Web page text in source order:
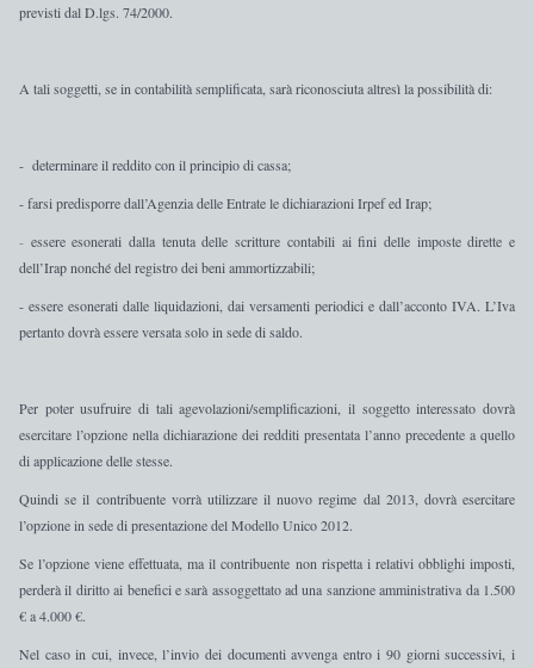
previsti dal D.lgs. 74/2000.
A tali soggetti, se in contabilità semplificata, sarà riconosciuta altresì la possibilità di:
- determinare ilredditocon ilprincipio di cassa;
-farsi predisporre dall’Agenzia delle Entrateledichiarazioni Irpef ed Irap;
- essereesoneratidalla tenuta dellescritture contabili ai fini delle imposte dirette e
dell’Irap nonché del registro dei beni ammortizzabili;
- essere esonerati dalle liquidazioni, dai versamenti periodici e dall’acconto IVA. L’Iva
pertanto dovrà essere versata solo in sede di saldo.
Per poter usufruire di tali agevolazioni/semplificazioni, il soggetto interessato dovrà
esercitare l’opzione nella dichiarazione dei redditi presentata l’anno precedente a quello
di applicazione delle stesse.
Quindi se il contribuente vorrà utilizzare il nuovo regime dal 2013, dovrà esercitare
l’opzione in sede di presentazione del Modello Unico 2012.
Se l’opzione viene effettuata, ma il contribuente non rispetta i relativi obblighi imposti,
perderà il diritto ai benefici e sarà assoggettato ad una sanzione amministrativa da 1.500
€ a 4.000 €.
Nel caso in cui, invece, l’invio dei documenti avvenga entro i 90 giorni successivi, i